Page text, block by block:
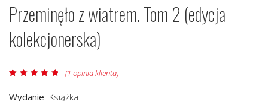
Przeminęło z wiatrem. Tom 2 (edycja
kolekcjonerska)
podstawie
(1 opinia klienta)
Wydanie: Książka